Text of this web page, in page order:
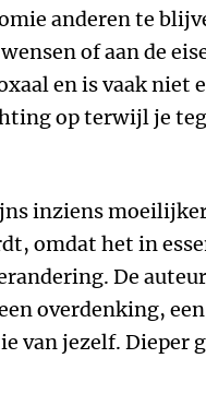
anderen te
of aan de
en is vaak niet
op terwijl je
inziens
omdat het in
De
overdenking,
van jezelf. Dieper